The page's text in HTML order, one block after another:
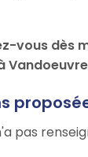
vous dès
pas